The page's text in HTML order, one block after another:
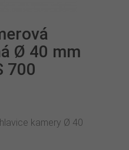
Ø 40 mm
700
kamery Ø 40